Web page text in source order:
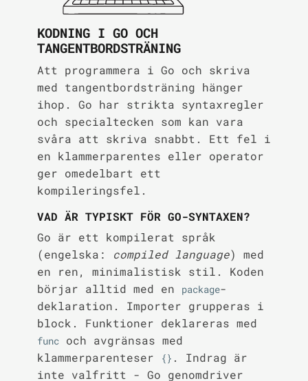
KODNING I GO OCH
TANGENTBORDSTRÄNING
Att programmera i Go och skriva
med tangentbordsträning hänger
ihop. Go har strikta syntaxregler
och specialtecken som kan vara
svåra att skriva snabbt. Ett fel i
en klammerparentes eller operator
ger omedelbart ett
kompileringsfel.
VAD ÄR TYPISKT FÖR GO-SYNTAXEN?
Go är ett kompilerat språk
(engelska:
compiled language) med
en ren, minimalistisk stil. Koden
börjar alltid med en
package-
deklaration. Importer grupperas i
block. Funktioner deklareras med
funcoch avgränsas med
klammerparenteser
{} . Indrag är
inte valfritt - Go genomdriver